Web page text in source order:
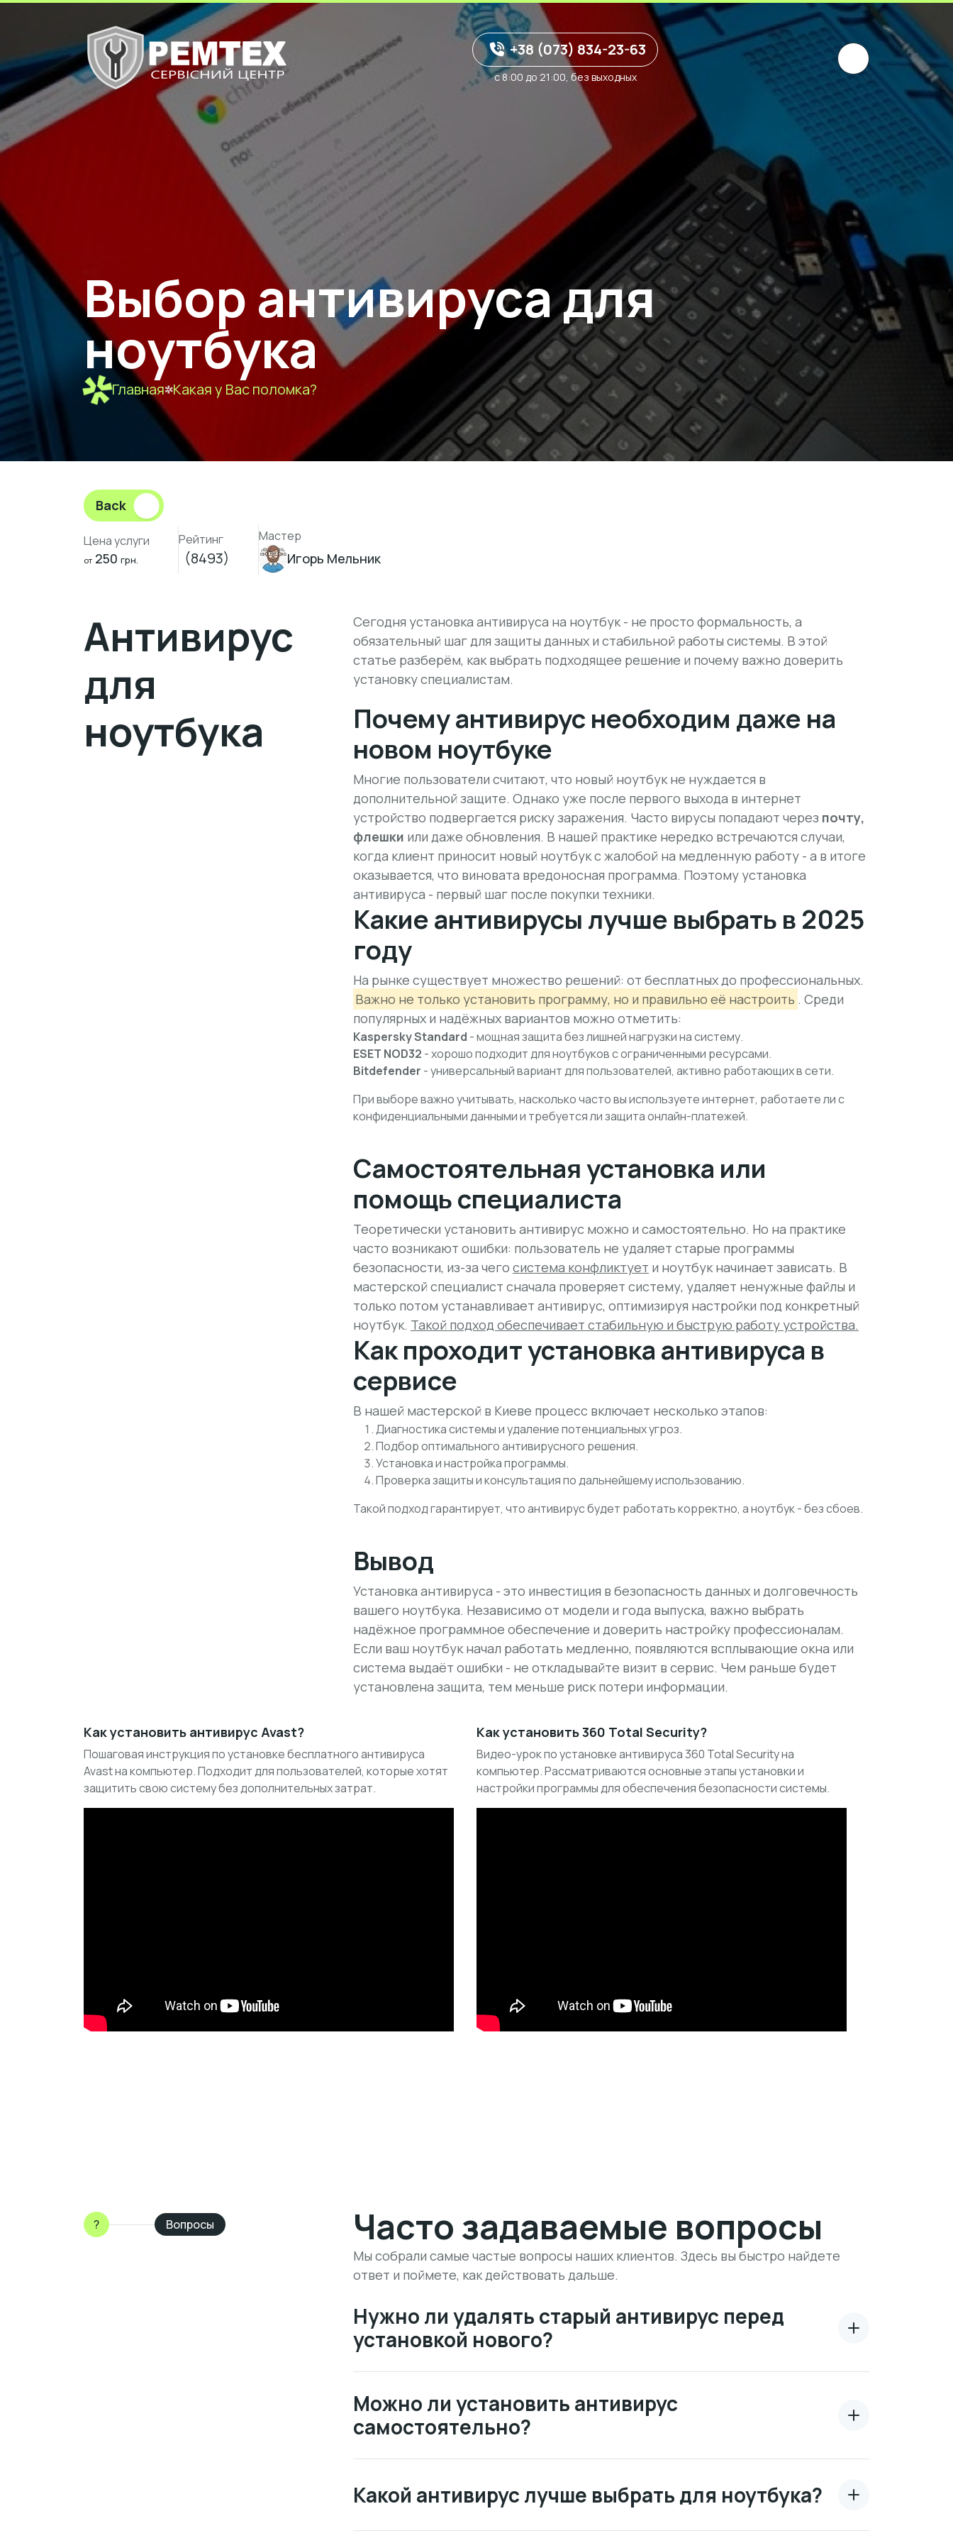
+38 (073) 834-23-63
с 8:00 до 21:00, без выходных
Выбор антивируса для
ноутбука
Главная Какая у Вас поломка?
Back
Цена услуги
от 250 грн.
Рейтинг
(8493)
Мастер
Игорь Мельник
Антивирус
для
ноутбука
Сегодня установка антивируса на ноутбук - не просто формальность, а
обязательный шаг для защиты данных и стабильной работы системы. В этой
статье разберём, как выбрать подходящее решение и почему важно доверить
установку специалистам.
Почему антивирус необходим даже на
новом ноутбуке
Многие пользователи считают, что новый ноутбукне нуждается в
дополнительной защите. Однако уже после первого выхода в интернет
устройство подвергается риску заражения. Часто вирусы попадают через почту,
флешки или даже обновления. В нашей практике нередко встречаются случаи,
когда клиент приносит новый ноутбук с жалобой на медленную работу - а в итоге
оказывается, что виновата вредоносная программа. Поэтому установка
антивируса - первый шаг после покупки техники.
Какие антивирусы лучше выбрать в 2025
году
На рынке существует множество решений: от бесплатных до профессиональных.
Важно не только установить программу, но и правильно её настроить . Среди
популярных и надёжных вариантов можно отметить:
Kaspersky Standard - мощная защита без лишней нагрузки на систему.
ESET NOD32 - хорошо подходит для ноутбуков с ограниченными ресурсами.
Bitdefender - универсальный вариант для пользователей, активно работающих в сети.
При выборе важно учитывать, насколько часто вы используете интернет, работаете ли с
конфиденциальными данными и требуется ли защита онлайн-платежей.
Самостоятельная установка или
помощь специалиста
Теоретически установить антивирус можно и самостоятельно. Но на практике
часто возникают ошибки: пользователь не удаляет старые программы
безопасности, из-за чего система конфликтует и ноутбук начинает зависать. В
мастерской специалист сначала проверяет систему, удаляет ненужные файлы и
только потом устанавливает антивирус, оптимизируя настройки под конкретный
ноутбук. Такой подход обеспечивает стабильную и быструю работу устройства.
Как проходит установка антивируса в
сервисе
В нашей мастерской в Киеве процесс включает несколько этапов:
Диагностика системы и удаление потенциальных угроз.
Подбор оптимального антивирусного решения.
Установка и настройка программы.
Проверка защиты и консультация по дальнейшему использованию.
Такой подход гарантирует, что антивирус будет работать корректно, а ноутбук - без сбоев.
Вывод
Установка антивируса - это инвестиция в безопасность данных и долговечность
вашего ноутбука. Независимо от модели и года выпуска, важно выбрать
надёжное программное обеспечение и доверить настройку профессионалам.
Если ваш ноутбук начал работать медленно, появляются всплывающие окна или
система выдаёт ошибки - не откладывайте визит в сервис. Чем раньше будет
установлена защита, тем меньше риск потери информации.
Как установить антивирус Avast?
Пошаговая инструкция по установке бесплатного антивируса
Avast на компьютер. Подходит для пользователей, которые хотят
защитить свою систему без дополнительных затрат.
Как установить 360 Total Security?
Видео-урок по установке антивируса 360 Total Security на
компьютер. Рассматриваются основные этапы установки и
настройки программы для обеспечения безопасности системы.
? Вопросы Часто задаваемые вопросы
Мы собрали самые частые вопросы наших клиентов. Здесь вы быстро найдете
ответ и поймете, как действовать дальше.
Нужно ли удалять старый антивирус перед
установкой нового?
Можно ли установить антивирус
самостоятельно?
Какой антивирус лучше выбрать для ноутбука?